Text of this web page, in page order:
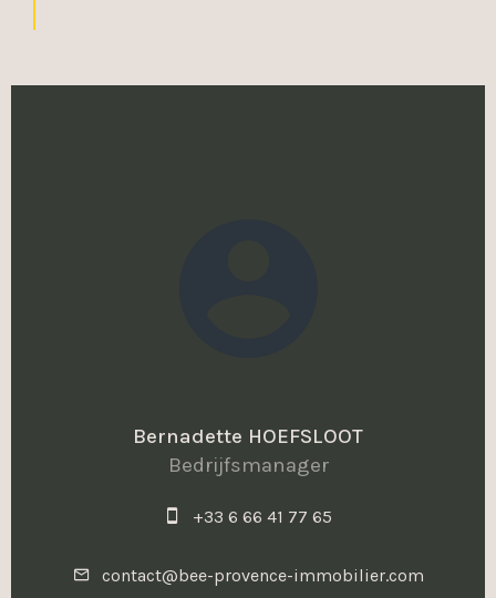
Bernadette HOEFSLOOT
Bedrijfsmanager
+33 6 66 41 77 65
contact@bee-provence-immobilier.com